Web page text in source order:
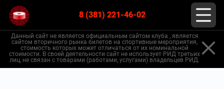
8 (381) 221-46-02
Данный сайт не является официальным сайтом клуба , является
сайтом вторичного рынка билетов на спортивные мероприятия,
стоимость которых может отличаться от их номинальной
стоимости. В своей деятельности сайт не использует РИД третьих
лиц, не связан с товарами (работами, услугами) владельцев РИД.